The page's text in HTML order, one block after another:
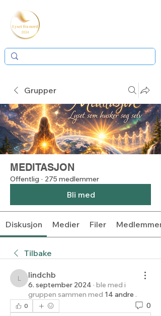
Grupper
MEDITASJON
Offentlig · 275 medlemmer
Bli med
Diskusjon Medier Filer Medlemmer
Tilbake
lindchb
lindchb
6. september 2024 · ble med i
gruppen sammen med 14 andre .
0 0